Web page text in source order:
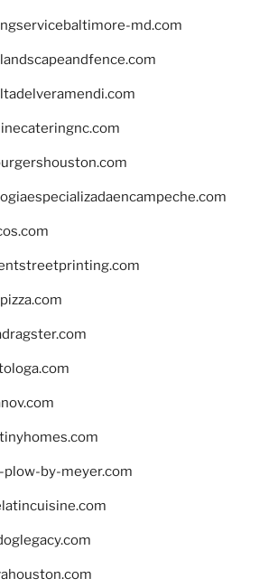
md.com
plow-by-meyer.com